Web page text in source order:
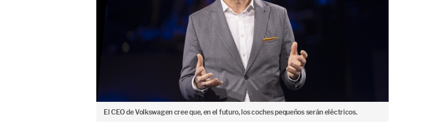
El CEO de Volkswagen cree que, en el futuro, los coches pequeños serán eléctricos.